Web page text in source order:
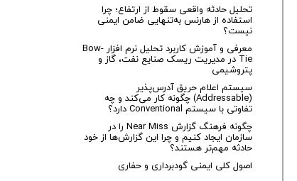
تحلیل حادثه واقعی سقوط از ارتفاع؛ چرا
استفاده از هارنس به‌تنهایی ضامن ایمنی
نیست؟
معرفی و آموزش کاربرد تحلیل نرم افزار Bow-
Tie در مدیریت ریسک صنایع نفت، گاز و
پتروشیمی
سیستم اعلام حریق آدرس‌پذیر
(Addressable) چگونه کار می‌کند و چه
تفاوتی با سیستم Conventional دارد؟
چگونه فرهنگ گزارش Near Miss را در
سازمان ایجاد کنیم و چرا این گزارش‌ها از خود
حادثه مهم‌تر هستند؟
اصول کلی ایمنی گودبرداری و حفاری